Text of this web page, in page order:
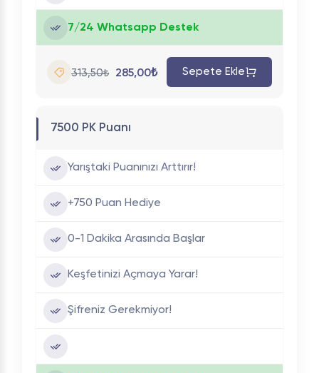
7/24 Whatsapp Destek
313,50₺ 285,00₺ Sepete Ekle
7500 PK Puanı
Yarıştaki Puanınızı Arttırır!
+750 Puan Hediye
0-1 Dakika Arasında Başlar
Keşfetinizi Açmaya Yarar!
Şifreniz Gerekmiyor!